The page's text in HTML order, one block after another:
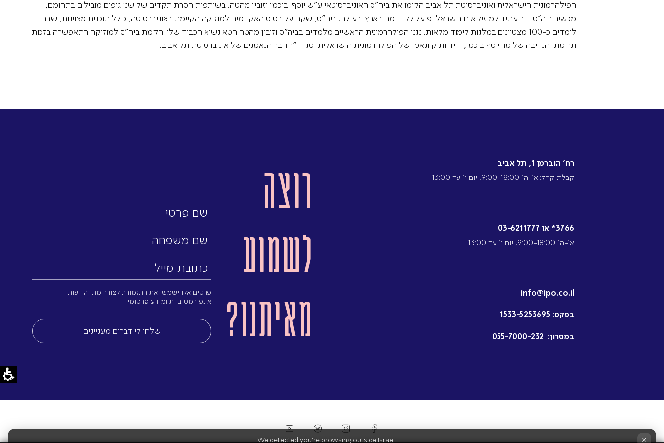
Israel Philharmonic
Foundation UK
מדיניות הפרטיות
תקנון
אתר היכל התרבות
הפילהרמונית הישראלית ואוניברסיטת תל אביב הקימו את ביה"ס האוניברסיטאי ע"ש יוסף בוכמן וזובין מהטה. בשותפות חסרת תקדים של שני גופים מובילים בתחומם,
מכשיר ביה"ס דור עתיד למוזיקאים בישראל ופועל לקידומם בארץ ובעולם. ביה"ס, שקם על בסיס האקדמיה למוזיקה הקיימת באוניברסיטה, כולל תוכנית מצוינות, שבה
לומדים כ-100 מצטיינים במלגות לימוד מלאות. נגני הפילהרמונית הראשיים מלמדים בביה"ס וזובין מהטה הטא נשיא הכבוד שלו. הקמת ביה"ס למוזיקה התאפשרה בזכות
תרומתו הנדיבה של מר יוסף בוכמן, ידיד ותיק ונאמן של הפילהרמונית הישראלית וסגן יו"ר חבר הנאמנים של אוניברסיטת תל אביב.
רח’ הוברמן 1, תל אביב
קבלת קהל: א’-ה’ 9:00-18:00, יום ו’ עד 13:00
3766* או 03-6211777
א’-ה’ 9:00-18:00, יום ו’ עד 13:00
info@ipo.co.il
בפקס: 1533-5253695
במסרון:
רוצה
לשמוע
מאיתנו?
שם
פרטי
שם
משפחה
כתובת
מייל
(חובה)
פרטים אלו ישמשו את התזמורת לצורך מתן הודעות
אינפורמטיביות ומידע פרסומי
×
We detected you're browsing outside Israel.